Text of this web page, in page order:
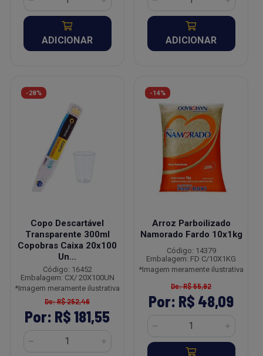
ADICIONAR ADICIONAR
-28%
Copo Descartável
Transparente 300ml
Copobras Caixa 20x100
Un...
Código: 16452
Embalagem: CX/ 20X100UN
*Imagem meramente ilustrativa
De: R$ 252,46
Por: R$ 181,55
-14%
Arroz Parboilizado
Namorado Fardo 10x1kg
Código: 14379
Embalagem: FD C/10X1KG
*Imagem meramente ilustrativa
De: R$ 55,92
Por: R$ 48,09